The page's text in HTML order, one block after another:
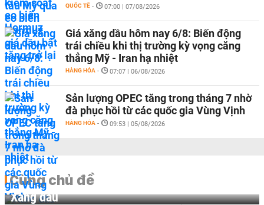
QUỐC TẾ - 07:00 | 07/08/2026
Giá xăng dầu hôm nay 6/8: Biến động
trái chiều khi thị trường kỳ vọng căng
thẳng Mỹ - Iran hạ nhiệt
HÀNG HÓA - 07:07 | 06/08/2026
Sản lượng OPEC tăng trong tháng 7 nhờ
đà phục hồi từ các quốc gia Vùng Vịnh
HÀNG HÓA - 09:53 | 05/08/2026
Cùng chủ đề
Xăng dầu